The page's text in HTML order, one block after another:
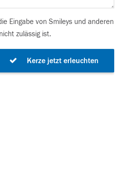
Eingabe von Smileys und anderen
zulässig ist.
Kerze jetzt erleuchten